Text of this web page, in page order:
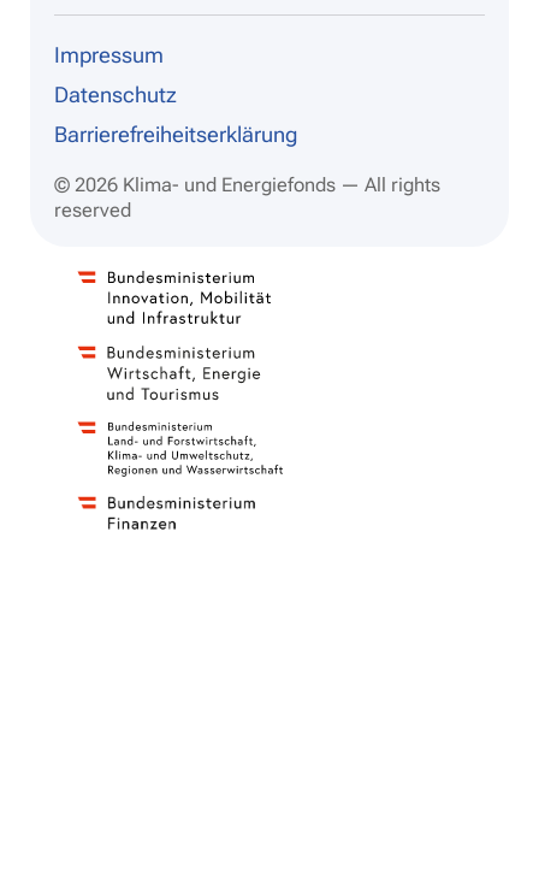
dIn ram be
Impressum
Datenschutz
Barrierefreiheitserklärung
© 2026 Klima- und Energiefonds — All rights
reserved